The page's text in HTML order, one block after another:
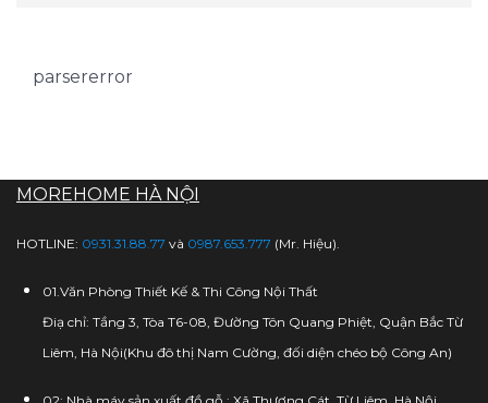
parsererror
MOREHOME HÀ NỘI
HOTLINE: 0931.31.88.77 và 0987.653.777 (Mr. Hiệu).
01.Văn Phòng Thiết Kế & Thi Công Nội Thất
Điạ chỉ: Tầng 3, Tòa T6-08, Đường Tôn Quang Phiệt, Quận Bắc Từ
Liêm, Hà Nội(Khu đô thị Nam Cường, đối diện chéo bộ Công An)